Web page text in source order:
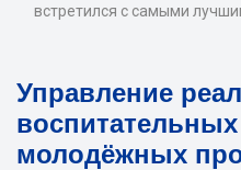
встретился с самыми
Управление
воспитательных
молодёжных